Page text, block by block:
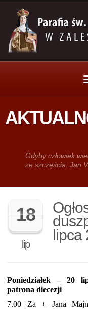
Gdy­by człowiek
ze szczęścia. Jan
18
lip
lipca
Poniedziałek – 20
patrona diecezji
7.00 Za + Jana